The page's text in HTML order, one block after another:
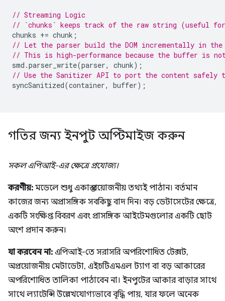
// Streaming Logic
// `chunks` keeps track of the raw string (useful for
chunks += chunk ;
// Let the parser build the DOM incrementally in
// This is high-performance because the buffer is
smd .parser_write(parser, chunk);
// Use the Sanitizer API to port the content safely
syncSanitized(container, buffer);
গতির জন্য ইনপুট অপ্টিমাইজ করুন
সকল এপিআই-এর ক্ষেত্রে প্রযোজ্য।
করণীয়: মডেলে শুধু একান্ত প্রয়োজনীয় তথ্যই পাঠান। বর্তমান
কাজের জন্য অপ্রাসঙ্গিক সবকিছু বাদ দিন। বড় ডেটাসেটের ক্ষেত্রে,
একটি সংক্ষিপ্ত বিবরণ এবং প্রাসঙ্গিক আইটেমগুলোর একটি ছোট
অংশ প্রদান করুন।
যা করবেন না: এপিআই-তে সরাসরি অপরিশোধিত টেক্সট,
অপ্রয়োজনীয় মেটাডেটা, এইচটিএমএল ট্যাগ বা বড় আকারের
অপরিশোধিত তালিকা পাঠাবেন না। ইনপুটের আকার বাড়ার সাথে
সাথে ল্যাটেন্সি উল্লেখযোগ্যভাবে বৃদ্ধি পায়, যার ফলে অনেক